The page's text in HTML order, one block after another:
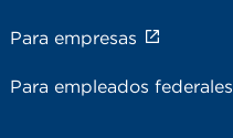
Para empresas
Para empleados federales